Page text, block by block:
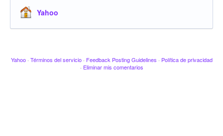
Yahoo
Yahoo · Términos del servicio · Feedback Posting Guidelines · Política de privacidad
· Eliminar mis comentarios